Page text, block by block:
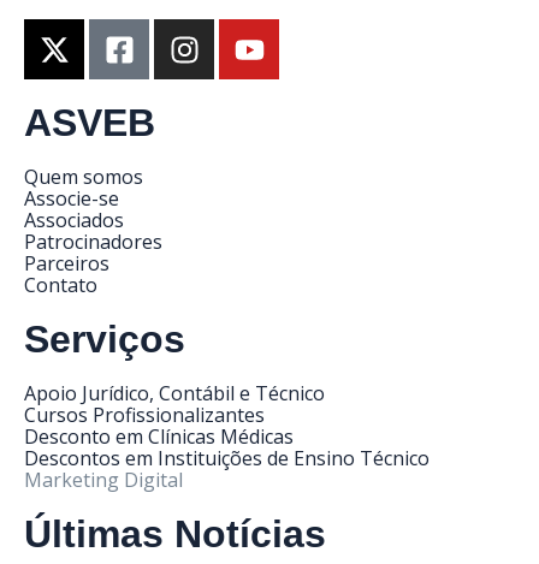
ASVEB
Quem somos
Associe-se
Associados
Patrocinadores
Parceiros
Contato
Serviços
Apoio Jurídico, Contábil e Técnico
Cursos Profissionalizantes
Desconto em Clínicas Médicas
Descontos em Instituições de Ensino Técnico
Marketing Digital
Últimas Notícias